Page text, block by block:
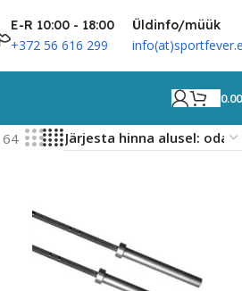
E-R 10:00 - 18:00
+372 56 616 299
Üldinfo/müük
64